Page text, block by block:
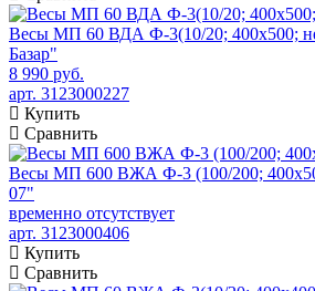
Весы МП 60 ВДА Ф-3(10/20; 400х500;
Базар"
8 990 руб.
арт. 3123000227
Купить
Сравнить
Весы МП 600 ВЖА Ф-3 (100/200;
07"
временно отсутствует
арт. 3123000406
Купить
Сравнить